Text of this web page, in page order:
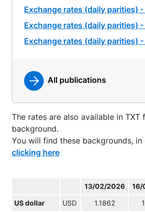
Exchange rates (daily parities)
Exchange rates (daily parities)
Exchange rates (daily parities)
All publications
The rates are also available in
background.
You will find these backgrounds, in
clicking here
13/02/2026 16/
US dollar USD 1.1862